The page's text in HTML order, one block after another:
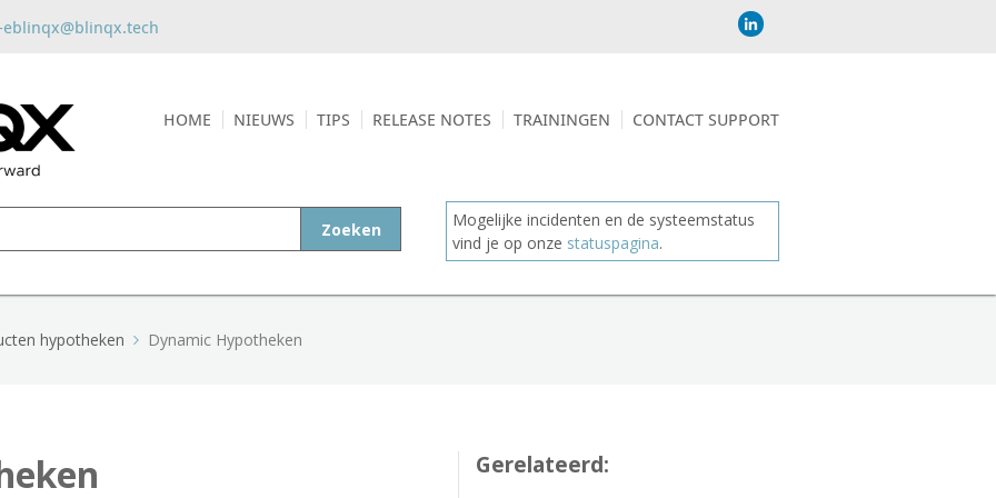
HOME NIEUWS TIPS RELEASE NOTES TRAININGEN CONTACT SUPPORT
Zoeken
Mogelijke incidenten en de systeemstatus
vind je op onze statuspagina.
hypotheken Dynamic Hypotheken
Gerelateerd: